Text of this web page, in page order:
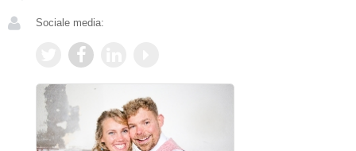
Sociale media: